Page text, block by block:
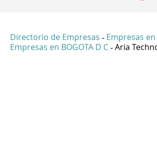
Directorio de Empresas - Empresas en
Empresas en BOGOTA D C - Aria